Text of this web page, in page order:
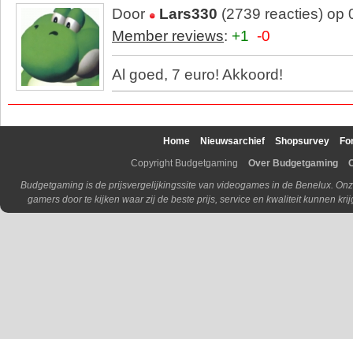
Door Lars330 (2739 reacties) op
Member reviews: +1 -0
Al goed, 7 euro! Akkoord!
Home Nieuwsarchief Shopsurvey
Copyright Budgetgaming
Over Budgetgaming
Budgetgaming is de prijsvergelijkingssite van videogames in de Benelux.
gamers door te kijken waar zij de beste prijs, service en kwaliteit kunnen